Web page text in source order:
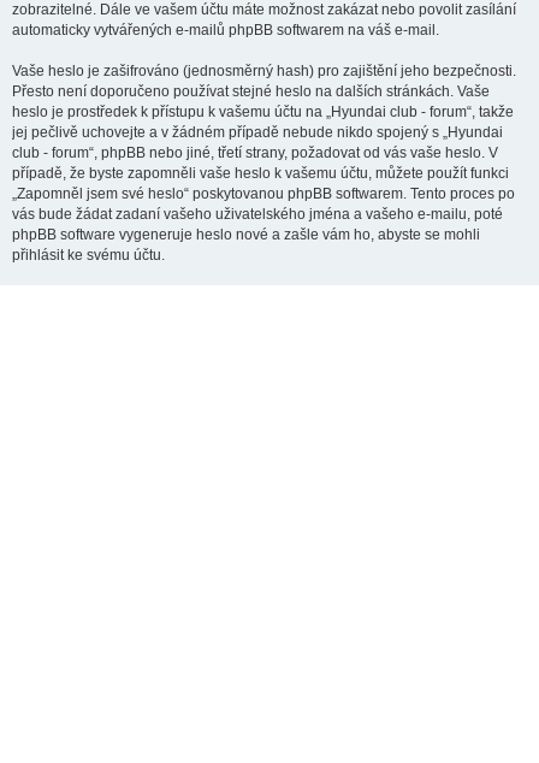
zobrazitelné. Dále ve vašem účtu máte možnost zakázat nebo povolit zasílání
automaticky vytvářených e-mailů phpBB softwarem na váš e-mail.
Vaše heslo je zašifrováno (jednosměrný hash) pro zajištění jeho bezpečnosti.
Přesto není doporučeno používat stejné heslo na dalších stránkách. Vaše
heslo je prostředek k přístupu k vašemu účtu na „Hyundai club - forum“, takže
jej pečlivě uchovejte a v žádném případě nebude nikdo spojený s „Hyundai
club - forum“, phpBB nebo jiné, třetí strany, požadovat od vás vaše heslo. V
případě, že byste zapomněli vaše heslo k vašemu účtu, můžete použít funkci
„Zapomněl jsem své heslo“ poskytovanou phpBB softwarem. Tento proces po
vás bude žádat zadaní vašeho uživatelského jména a vašeho e-mailu, poté
phpBB software vygeneruje heslo nové a zašle vám ho, abyste se mohli
přihlásit ke svému účtu.